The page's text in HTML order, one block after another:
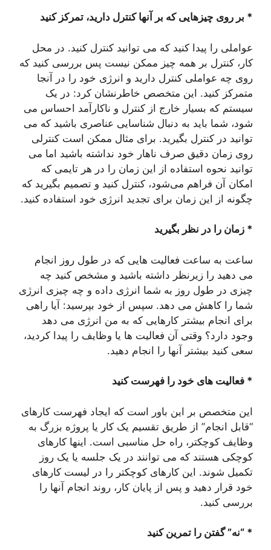
* بر روی چیزهایی که بر آنها کنترل دارید، تمرکز کنید
عواملی را پیدا کنید که می توانید کنترل کنید. در محل
کار، کنترل بر همه چیز ممکن نیست پس بررسی کنید که
روی چه عواملی کنترل دارید و انرژی خود را در آنجا
متمرکز کنید. این متخصص خاطرنشان کرد: در یک
سیستم که بسیار خارج از کنترل و ناکارآمد احساس می
شود، شما باید به دنبال شناسایی عناصری باشید که می
توانید در کنترل بگیرید. برای مثال ممکن است کنترلی
روی زمان دقیق صرف ناهار خود نداشته باشید اما می
توانید نحوه استفاده از این زمان را در هر تایمی که
امکان آن فراهم می‌شود،‌ کنترل کنید و تصمیم بگیرید که
چگونه از این زمان برای تجدید انرژی خود استفاده کنید.
* زمان را در نظر بگیرید
ساعت به ساعت فعالیت هایی که در طول روز انجام
می دهید را زیرنظر داشته باشید و مشخص کنید چه
چیزی در طول روز به شما انرژی داده و چه چیزی انرژی
شما را کاهش می دهد. سپس از خود بپرسید: آیا راهی
برای انجام بیشتر کارهایی که به من انرژی می دهد
وجود دارد؟ وقتی آن فعالیت ها یا وظایف را پیدا کردید،
سعی کنید بیشتر آنها را انجام دهید.
* فعالیت های خود را فهرست کنید
این متخصص بر این باور است که ایجاد فهرست کارهای
“قابل انجام” از طریق تقسیم یک کار یا پروژه بزرگ به
وظایف کوچکتر، راه حل مناسبی است. اینها کارهای
کوچکی هستند که می توانند در یک جلسه یا یک روز
تکمیل شوند. این کارهای کوچکتر را در لیست کارهای
خود قرار دهید و پس از پایان کار، روند انجام آنها را
بررسی کنید.
* “نه” گفتن را تمرین کنید